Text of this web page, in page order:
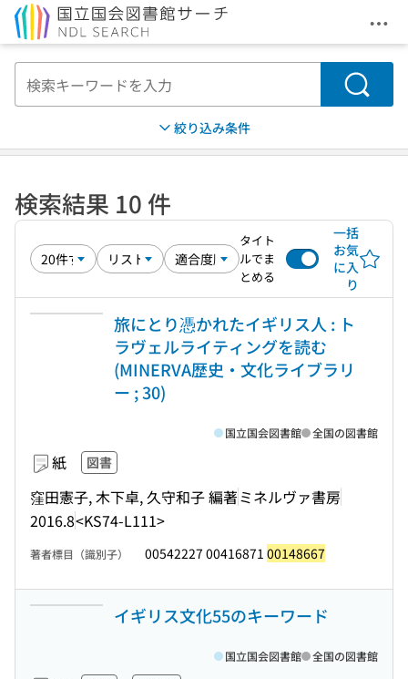
メ
検索
絞り込み条件
検索結果 10 件
タイト
ルでま
とめる
一括
お気
に入
り
旅にとり憑かれたイギリス人 : ト
ラヴェルライティングを読む
(MINERVA歴史・文化ライブラリ
ー ; 30)
紙 図書
窪田憲子, 木下卓, 久守和子 編著ミネルヴァ書房
2016.8<KS74-L111>
国立国会図書館 全国の図書館
著者標目（識別子） 00542227 00416871 00148667
イギリス文化55のキーワード
国立国会図書館 全国の図書館